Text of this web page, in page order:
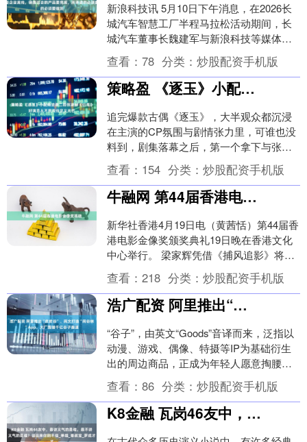
新浪科技讯 5月10日下午消息，在2026长
城汽车智慧工厂半程马拉松活动期间，长
城汽车董事长魏建军与新浪科技等媒体对
话。 提到契约精神的内涵，魏建军向新浪
科技表....
查看： 78 分类： 炒股配资手机版
策略盈 《逐玉》小配角逆袭二搭张凌赫《归鸢》好演员从不用戏份定义光芒
追完爆款古偶《逐玉》，大半观众都沉浸
在主演的CP氛围与剧情张力里，可谁也没
料到，剧集落幕之后，第一个拿下与张凌
赫二搭机会的，不是热度爆表的女主，也
不是戏份吃重的....
查看： 154 分类： 炒股配资手机版
牛融网 第44届香港电影金像奖揭晓
新华社香港4月19日电（黄茜恬）第44届香
港电影金像奖颁奖典礼19日晚在香港文化
中心举行。 梁家辉凭借《捕风追影》将最
佳男主角收入囊中，该片同时获得最佳动
作设计....
查看： 218 分类： 炒股配资手机版
浩广配资 阿里推出“皮皮谷”、阅文打造“阅谷咪”App，大厂围猎千亿谷子赛道
“谷子”，由英文“Goods”‌音译而来，泛指以
动漫、游戏、偶像、特摄等IP为基础衍生
出的周边商品‌，正成为年轻人愿意掏腰包
的热门消费选择，也正因其庞大的市场
潜....
查看： 86 分类： 炒股配资手机版
K8金融 瓦岗46友中，最讲义气的是谁，最不讲义气的是谁？说出来你别不信_单雄_秦叔宝_罗成才